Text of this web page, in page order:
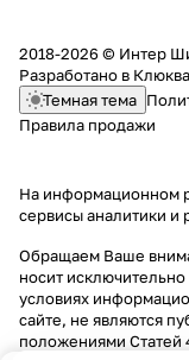
2018-2026 © Интер
Разработано в
Темная тема
Правила продажи
На информационном
сервисы аналитики и
Обращаем Ваше
носит
условиях
сайте, не являются
положениями Статей